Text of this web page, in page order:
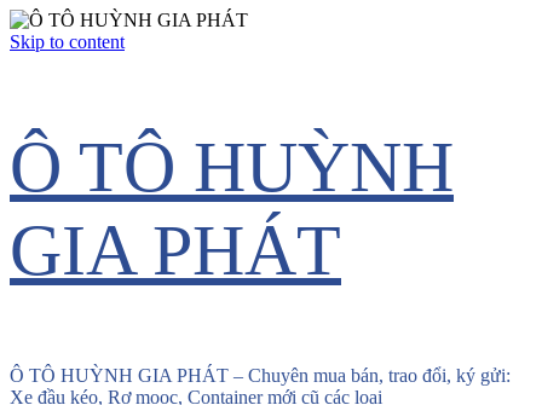
Skip to content
Ô TÔ HUỲNH
GIA PHÁT
Ô TÔ HUỲNH GIA PHÁT – Chuyên mua bán, trao đổi, ký gửi:
Xe đầu kéo, Rơ mooc, Container mới cũ các loại